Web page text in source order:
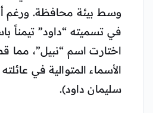
وسط بيئة محافظة. ورغم
في تسميته “داود” تيمناً
اختارت اسم “نبيل”، مما
الأسماء المتوالية في
سليمان داود).